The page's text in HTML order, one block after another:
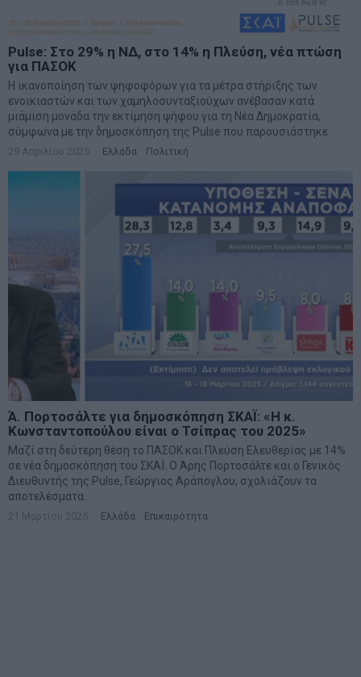
Pulse: Στο 29% η ΝΔ, στο 14% η Πλεύση, νέα πτώση
για ΠΑΣΟΚ
Η ικανοποίηση των ψηφοφόρων για τα μέτρα στήριξης των
ενοικιαστών και των χαμηλοσυνταξιούχων ανέβασαν κατά
μιάμιση μονάδα την εκτίμηση ψήφου για τη Νέα Δημοκρατία,
σύμφωνα με την δημοσκόπηση της Pulse που παρουσιάστηκε
29 Απριλίου 2025 Ελλάδα Πολιτική
Ά. Πορτοσάλτε για δημοσκόπηση ΣΚΑΪ: «Η κ.
Κωνσταντοπούλου είναι ο Τσίπρας του 2025»
Μαζί στη δεύτερη θέση το ΠΑΣΟΚ και Πλεύση Ελευθερίας με 14%
σε νέα δημοσκόπηση του ΣΚΑΪ. Ο Άρης Πορτοσάλτε και ο Γενικός
Διευθυντής της Pulse, Γεώργιος Αράπογλου, σχολιάζουν τα
αποτελέσματα.
21 Μαρτίου 2025 Ελλάδα Επικαιρότητα